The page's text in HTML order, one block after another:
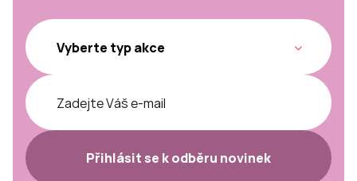
Přihlásit se k odběru novinek